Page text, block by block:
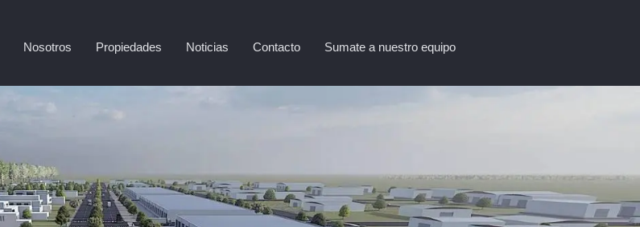
Nosotros Propiedades Noticias Contacto Sumate a nuestro equipo